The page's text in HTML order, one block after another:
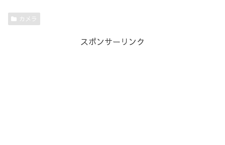
カメラ
スポンサーリンク